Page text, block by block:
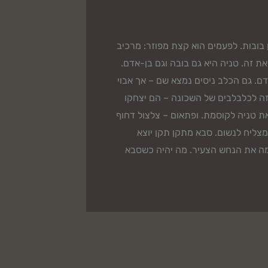
לפעמים הוא קצת מפוזר: מרכיב
זה. טניה היא גם בובה וגם בן-אדם.
גם הכלב ניסים נמצא שם – אך אבוי
לכלבלבים של השכונה – הם יצחקו
טניה לקוסמת. ופתאום – צלצול דחוף
לנשום. סבא מתקן תקן יוצא
את הנחש הצעיר. מה יהיה כשסבא